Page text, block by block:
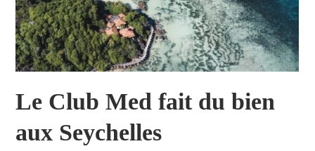
Le Club Med fait du bien
aux Seychelles